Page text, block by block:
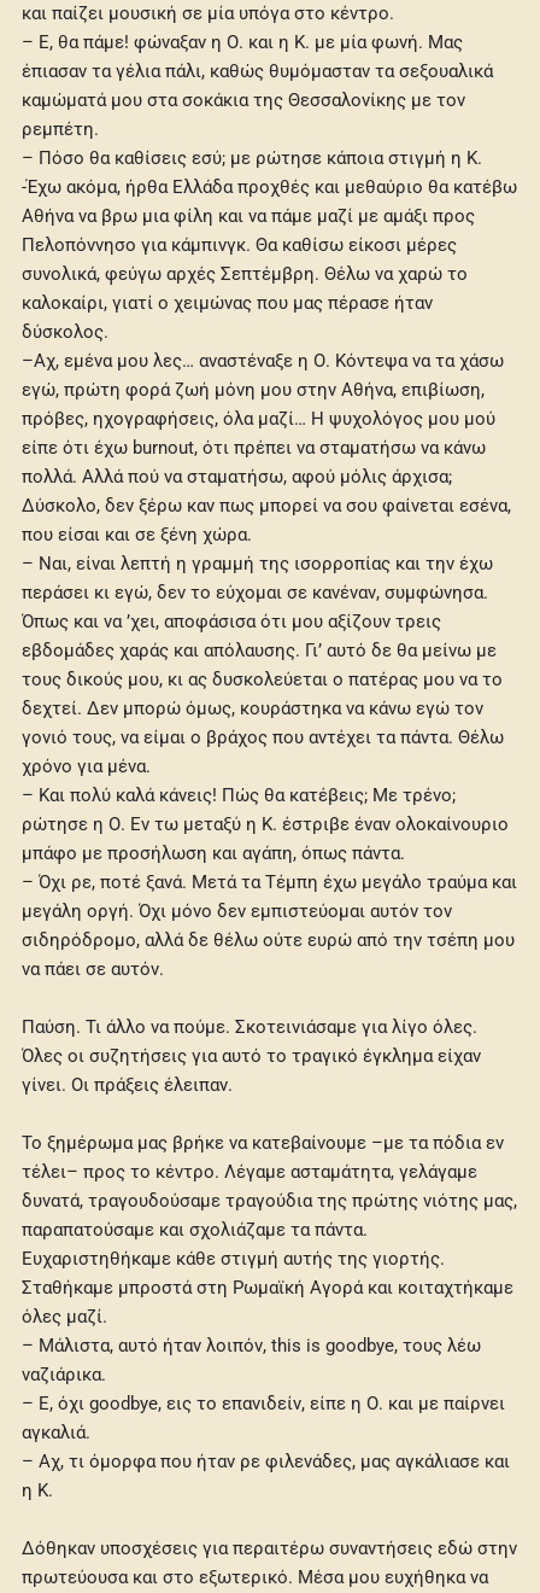
και παίζει μουσική σε μία υπόγα στο κέντρο.
– Ε, θα πάμε! φώναξαν η Ο. και η Κ. με μία φωνή. Μας
έπιασαν τα γέλια πάλι, καθώς θυμόμασταν τα σεξουαλικά
καμώματά μου στα σοκάκια της Θεσσαλονίκης με τον
ρεμπέτη.
– Πόσο θα καθίσεις εσύ; με ρώτησε κάποια στιγμή η Κ.
-Έχω ακόμα, ήρθα Ελλάδα προχθές και μεθαύριο θα κατέβω
Αθήνα να βρω μια φίλη και να πάμε μαζί με αμάξι προς
Πελοπόννησο για κάμπινγκ. Θα καθίσω είκοσι μέρες
συνολικά, φεύγω αρχές Σεπτέμβρη. Θέλω να χαρώ το
καλοκαίρι, γιατί ο χειμώνας που μας πέρασε ήταν
δύσκολος.
–Αχ, εμένα μου λες… αναστέναξε η Ο. Κόντεψα να τα χάσω
εγώ, πρώτη φορά ζωή μόνη μου στην Αθήνα, επιβίωση,
πρόβες, ηχογραφήσεις, όλα μαζί… Η ψυχολόγος μου μού
είπε ότι έχω burnout, ότι πρέπει να σταματήσω να κάνω
πολλά. Αλλά πού να σταματήσω, αφού μόλις άρχισα;
Δύσκολο, δεν ξέρω καν πως μπορεί να σου φαίνεται εσένα,
που είσαι και σε ξένη χώρα.
– Ναι, είναι λεπτή η γραμμή της ισορροπίας και την έχω
περάσει κι εγώ, δεν το εύχομαι σε κανέναν, συμφώνησα.
Όπως και να ’χει, αποφάσισα ότι μου αξίζουν τρεις
εβδομάδες χαράς και απόλαυσης. Γι’ αυτό δε θα μείνω με
τους δικούς μου, κι ας δυσκολεύεται ο πατέρας μου να το
δεχτεί. Δεν μπορώ όμως, κουράστηκα να κάνω εγώ τον
γονιό τους, να είμαι ο βράχος που αντέχει τα πάντα. Θέλω
χρόνο για μένα.
– Και πολύ καλά κάνεις! Πώς θα κατέβεις; Με τρένο;
ρώτησε η Ο. Εν τω μεταξύ η Κ. έστριβε έναν ολοκαίνουριο
μπάφο με προσήλωση και αγάπη, όπως πάντα.
– Όχι ρε, ποτέ ξανά. Μετά τα Τέμπη έχω μεγάλο τραύμα και
μεγάλη οργή. Όχι μόνο δεν εμπιστεύομαι αυτόν τον
σιδηρόδρομο, αλλά δε θέλω ούτε ευρώ από την τσέπη μου
να πάει σε αυτόν.
Παύση. Τι άλλο να πούμε. Σκοτεινιάσαμε για λίγο όλες.
Όλες οι συζητήσεις για αυτό το τραγικό έγκλημα είχαν
γίνει. Οι πράξεις έλειπαν.
Το ξημέρωμα μας βρήκε να κατεβαίνουμε –με τα πόδια εν
τέλει– προς το κέντρο. Λέγαμε ασταμάτητα, γελάγαμε
δυνατά, τραγουδούσαμε τραγούδια της πρώτης νιότης μας,
παραπατούσαμε και σχολιάζαμε τα πάντα.
Ευχαριστηθήκαμε κάθε στιγμή αυτής της γιορτής.
Σταθήκαμε μπροστά στη Ρωμαϊκή Αγορά και κοιταχτήκαμε
όλες μαζί.
– Μάλιστα, αυτό ήταν λοιπόν, this is goodbye, τους λέω
ναζιάρικα.
– Ε, όχι goodbye, εις το επανιδείν, είπε η Ο. και με παίρνει
αγκαλιά.
– Αχ, τι όμορφα που ήταν ρε φιλενάδες, μας αγκάλιασε και
η Κ.
Δόθηκαν υποσχέσεις για περαιτέρω συναντήσεις εδώ στην
πρωτεύουσα και στο εξωτερικό. Μέσα μου ευχήθηκα να